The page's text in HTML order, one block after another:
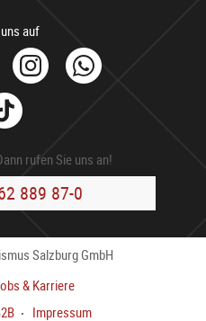
auf
Instagram
Tik
Tok
rufen Sie uns an!
889 87-0
Salzburg GmbH
& Karriere
Impressum